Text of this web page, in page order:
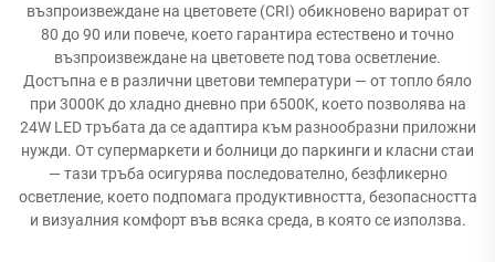
възпроизвеждане на цветовете (CRI) обикновено варират от
80 до 90 или повече, което гарантира естествено и точно
възпроизвеждане на цветовете под това осветление.
Достъпна е в различни цветови температури — от топло бяло
при 3000K до хладно дневно при 6500K, което позволява на
24W LED тръбата да се адаптира към разнообразни приложни
нужди. От супермаркети и болници до паркинги и класни стаи
— тази тръба осигурява последователно, безфликерно
осветление, което подпомага продуктивността, безопасността
и визуалния комфорт във всяка среда, в която се използва.